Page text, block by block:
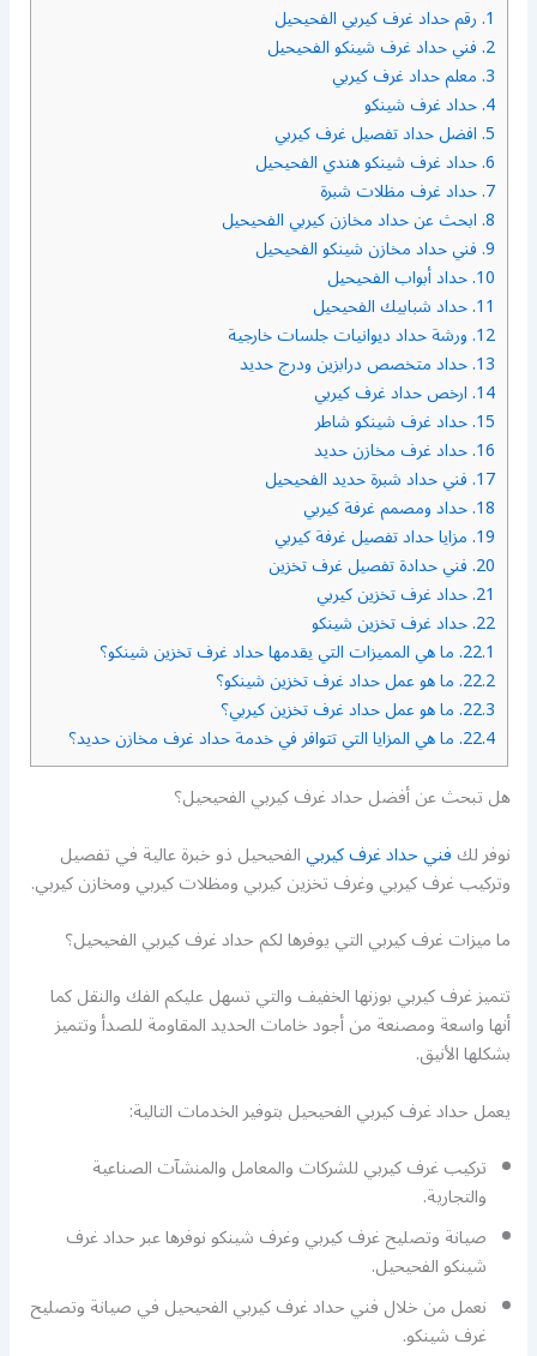
1. رقم حداد غرف كيربي الفحيحيل
2. فني حداد غرف شينكو الفحيحيل
3. معلم حداد غرف كيربي
4. حداد غرف شينكو
5. افضل حداد تفصيل غرف كيربي
6. حداد غرف شينكو هندي الفحيحيل
7. حداد غرف مظلات شبرة
8. ابحث عن حداد مخازن كيربي الفحيحيل
9. فني حداد مخازن شينكو الفحيحيل
10. حداد أبواب الفحيحيل
11. حداد شبابيك الفحيحيل
12. ورشة حداد ديوانيات جلسات خارجية
13. حداد متخصص درابزين ودرج حديد
14. ارخص حداد غرف كيربي
15. حداد غرف شينكو شاطر
16. حداد غرف مخازن حديد
17. فني حداد شبرة حديد الفحيحيل
18. حداد ومصمم غرفة كيربي
19. مزايا حداد تفصيل غرفة كيربي
20. فني حدادة تفصيل غرف تخزين
21. حداد غرف تخزين كيربي
22. حداد غرف تخزين شينكو
22.1. ما هي المميزات التي يقدمها حداد غرف تخزين شينكو؟
22.2. ما هو عمل حداد غرف تخزين شينكو؟
22.3. ما هو عمل حداد غرف تخزين كيربي؟
22.4. ما هي المزايا التي تتوافر في خدمة حداد غرف مخازن حديد؟
هل تبحث عن أفضل حداد غرف كيربي الفحيحيل؟
نوفر لكفني حداد غرف كيربيالفحيحيل ذو خبرة عالية في تفصيل
وتركيب غرف كيربي وغرف تخزين كيربي ومظلات كيربي ومخازن كيربي.
ما ميزات غرف كيربي التي يوفرها لكم حداد غرف كيربي الفحيحيل؟
تتميز غرف كيربي بوزنها الخفيف والتي تسهل عليكم الفك والنقل كما
أنها واسعة ومصنعة من أجود خامات الحديد المقاومة للصدأ وتتميز
بشكلها الأنيق.
يعمل حداد غرف كيربي الفحيحيل بتوفير الخدمات التالية:
تركيب غرف كيربي للشركات والمعامل والمنشآت الصناعية
والتجارية.
صيانة وتصليح غرف كيربي وغرف شينكو نوفرها عبر حداد غرف
شينكو الفحيحيل.
نعمل من خلال فني حداد غرف كيربي الفحيحيل في صيانة وتصليح
غرف شينكو.